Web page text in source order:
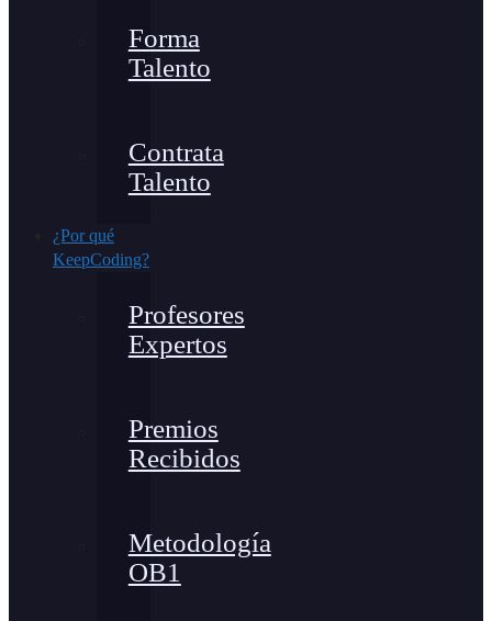
Forma
Talento
Contrata
Talento
¿Por qué
KeepCoding?
Profesores
Expertos
Premios
Recibidos
Metodología
OB1